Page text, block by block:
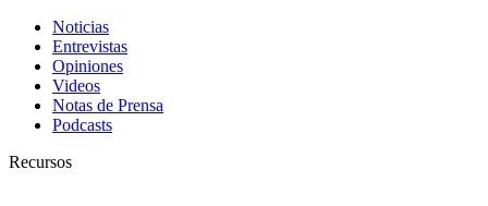
Noticias
Entrevistas
Opiniones
Videos
Notas de Prensa
Podcasts
Recursos